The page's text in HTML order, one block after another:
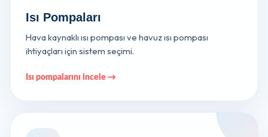
Isı Pompaları
Hava kaynaklı ısı pompası ve havuz ısı pompası
ihtiyaçları için sistem seçimi.
Isı pompalarını incele →